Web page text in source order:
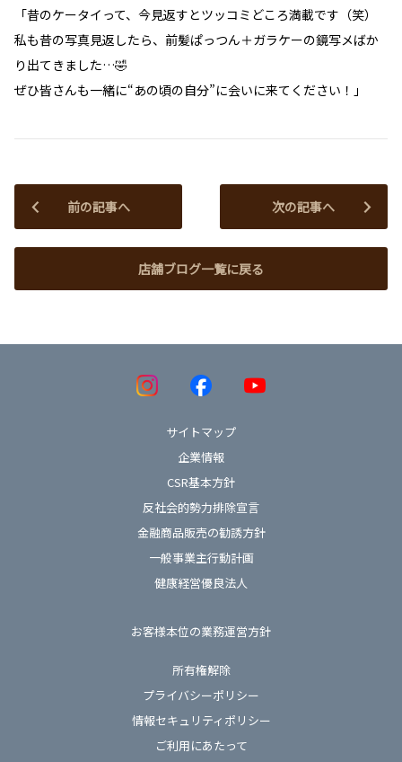
「昔のケータイって、今見返すとツッコミどころ満載です（笑）
私も昔の写真見返したら、前髪ぱっつん＋ガラケーの鏡写メばか
り出てきました…🤣
ぜひ皆さんも一緒に“あの頃の自分”に会いに来てください！」
前の記事へ
店舗ブログ一覧に戻る
次の記事へ
サイトマップ
企業情報
CSR基本方針
反社会的勢力排除宣言
金融商品販売の勧誘方針
一般事業主行動計画
健康経営優良法人
お客様本位の業務運営方針
所有権解除
プライバシーポリシー
情報セキュリティポリシー
ご利用にあたって